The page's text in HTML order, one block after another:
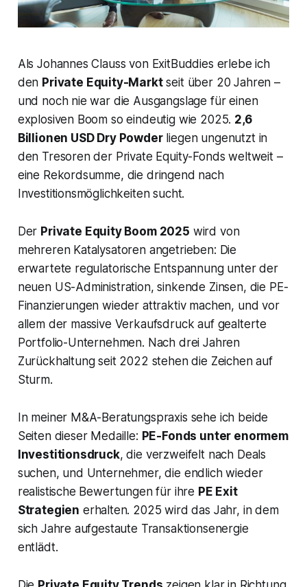
Als Johannes Clauss von ExitBuddies erlebe ich
den Private Equity-Marktseit über 20 Jahren –
und noch nie war die Ausgangslage für einen
explosiven Boom so eindeutig wie 2025. 2,6
Billionen USD Dry Powderliegen ungenutzt in
den Tresoren der Private Equity-Fonds weltweit –
eine Rekordsumme, die dringend nach
Investitionsmöglichkeiten sucht.
Der Private Equity Boom 2025 wird von
mehreren Katalysatoren angetrieben: Die
erwartete regulatorische Entspannung unter der
neuen US-Administration, sinkende Zinsen, die PE-
Finanzierungen wieder attraktiv machen, und vor
allem der massive Verkaufsdruck auf gealterte
Portfolio-Unternehmen. Nach drei Jahren
Zurückhaltung seit 2022 stehen die Zeichen auf
Sturm.
In meiner M&A-Beratungspraxis sehe ich beide
Seiten dieser Medaille: PE-Fonds unter enormem
Investitionsdruck, die verzweifelt nach Deals
suchen, und Unternehmer, die endlich wieder
realistische Bewertungen für ihre PE Exit
Strategien erhalten. 2025 wird das Jahr, in dem
sich Jahre aufgestaute Transaktionsenergie
entlädt.